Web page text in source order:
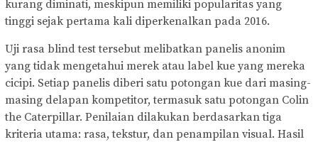
kurang diminati, meskipun memiliki popularitas yang
tinggi sejak pertama kali diperkenalkan pada 2016.
Uji rasa blind test tersebut melibatkan panelis anonim
yang tidak mengetahui merek atau label kue yang mereka
cicipi. Setiap panelis diberi satu potongan kue dari masing-
masing delapan kompetitor, termasuk satu potongan Colin
the Caterpillar. Penilaian dilakukan berdasarkan tiga
kriteria utama: rasa, tekstur, dan penampilan visual. Hasil